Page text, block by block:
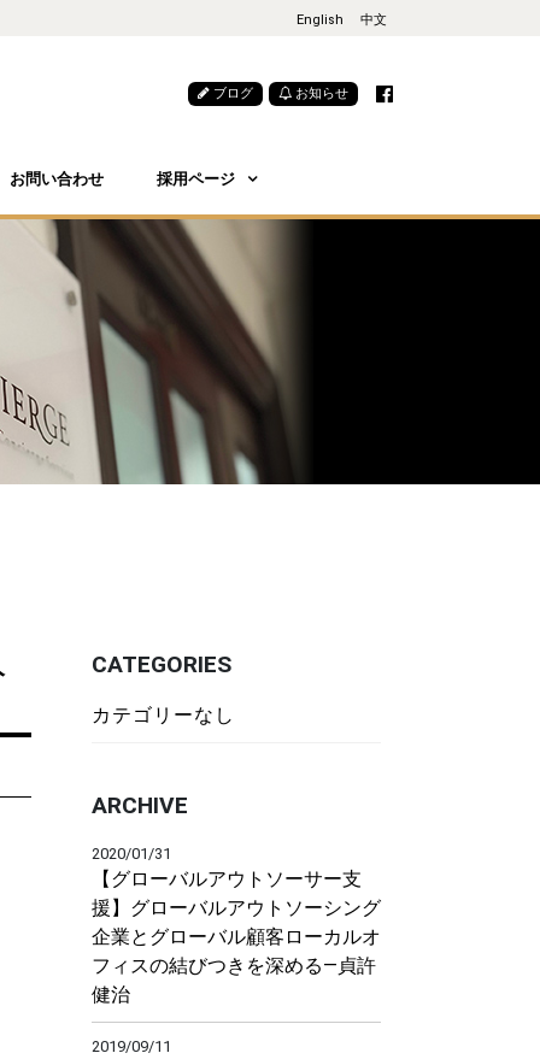
English 中文
ブログ お知らせ
お問い合わせ 採用ページ
CATEGORIES
カテゴリーなし
ARCHIVE
2020/01/31
【グローバルアウトソーサー支
援】グローバルアウトソーシング
企業とグローバル顧客ローカルオ
フィスの結びつきを深める―貞許
健治
2019/09/11